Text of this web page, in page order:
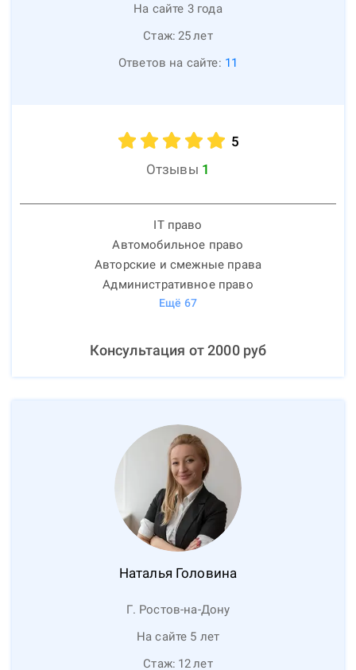
На сайте 3 года
Стаж: 25лет
Ответов на сайте: 11
5
Отзывы 1
IT право
Автомобильное право
Авторские и смежные права
Административное право
Ещё 67
Консультация от2000руб
Наталья Головина
Г. Ростов-на-Дону
На сайте 5 лет
Стаж: 12лет